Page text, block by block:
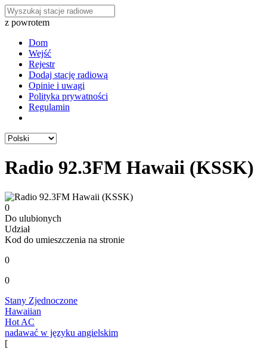
z powrotem
Dom
Wejść
Rejestr
Dodaj stację radiową
Opinie i uwagi
Polityka prywatności
Regulamin
Radio 92.3FM Hawaii (KSSK)
0
Do ulubionych
Udział
Kod do umieszczenia na stronie
0
0
Stany Zjednoczone
Hawaiian
Hot AC
nadawać w języku angielskim
[